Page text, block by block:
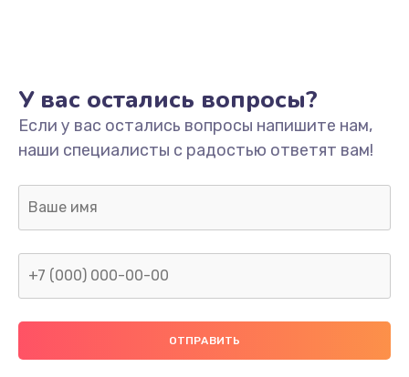
Замена USB порта
1245 руб.
Заказать
Замена разъёмов (HDMI, DVI, Дисплей порта)
390 руб.
У вас остались вопросы?
Если у вас остались вопросы напишите нам,
наши специалисты с радостью ответят вам!